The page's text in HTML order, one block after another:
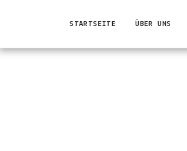
STARTSEITE ÜBER UNS